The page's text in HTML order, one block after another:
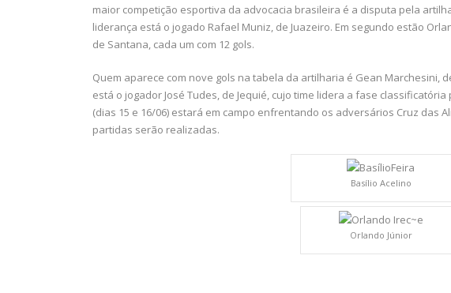
maior competição esportiva da advocacia brasileira é a disputa pela
liderança está o jogado Rafael Muniz, de Juazeiro. Em segundo estão
de Santana, cada um com 12 gols.
Quem aparece com nove gols na tabela da artilharia é Gean Marchesini,
está o jogador José Tudes, de Jequié, cujo time lidera a fase
(dias 15 e 16/06) estará em campo enfrentando os adversários Cruz das
partidas serão realizadas.
Basílio Acelino
Orlando Júnior